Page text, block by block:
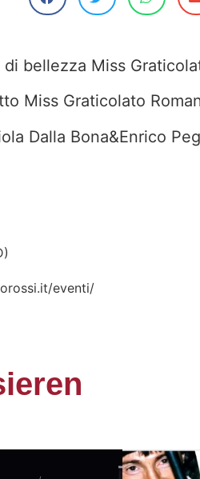
bellezza Miss
Miss Graticolato
Dalla Bona&Enrico
eventi/